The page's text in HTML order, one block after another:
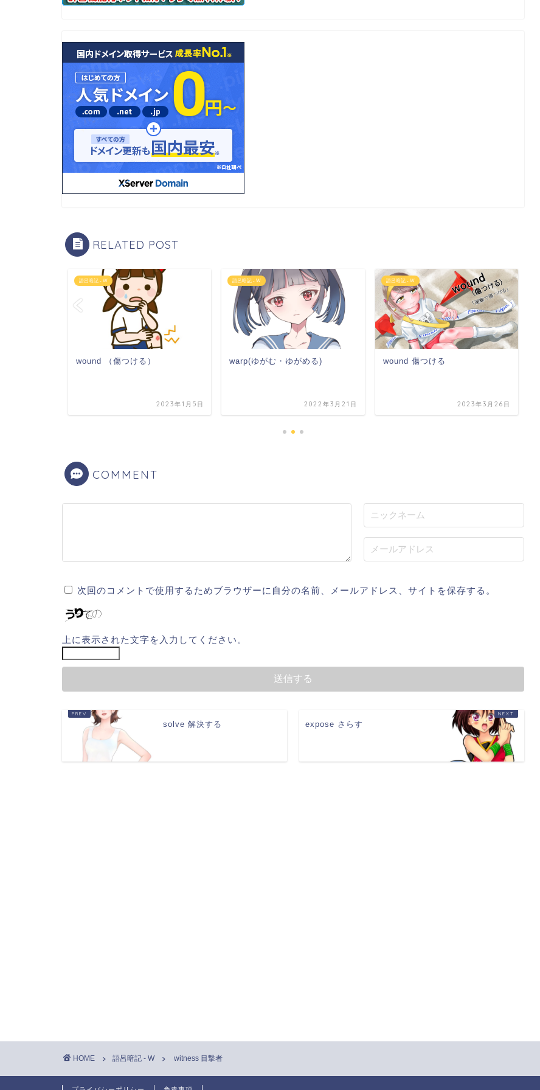
RELATED POST
語呂暗記 - W
wound （傷つける）
2023年1月5日
語呂暗記 - W
warp(ゆがむ・ゆがめる)
2022年3月21日
語呂暗記 - W
wound 傷つける
2023年3月26日
COMMENT
次回のコメントで使用するためブラウザーに自分の名前、メールアドレス、サイトを保存する。
上に表示された文字を入力してください。
solve 解決する expose さらす
HOME 語呂暗記 - W witness 目撃者